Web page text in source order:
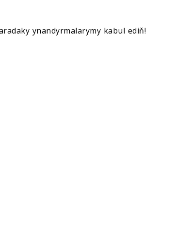
ynandyrmalarymy kabul ediň!